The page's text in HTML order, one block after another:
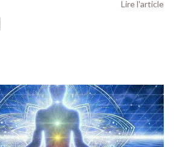
Lire l'article